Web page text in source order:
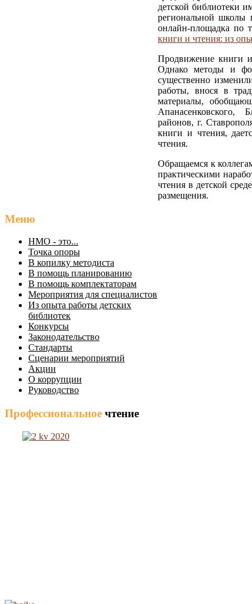
детской библиотеки
региональной школы
онлайн-площадка по
книги и чтения: из
Продвижение книги и
Однако методы и
существенно
работы, внося в
материалы,
Апанасенковского,
районов, г.
книги и чтения,
чтения.
Обращаемся к
практическими
чтения в детской
размещения.
Меню
НМО - это...
Точка опоры
В копилку методиста
В помощь планированию
В помощь комплектаторам
Мероприятия для специалистов
Из опыта работы детских
библиотек
Конкурсы
Законодательство
Стандарты
Сценарии мероприятий
Акции
О коррупции
Руководство
Профессиональное чтение